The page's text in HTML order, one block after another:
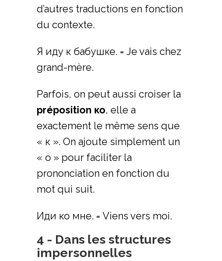
d’autres traductions en fonction
du contexte.
Я иду к бабушке. = Je vais chez
grand-mère.
Parfois, on peut aussi croiser la
préposition ко, elle a
exactement le même sens que
« к ». On ajoute simplement un
« о » pour faciliter la
prononciation en fonction du
mot qui suit.
Иди ко мне. = Viens vers moi.
4 - Dans les structures
impersonnelles